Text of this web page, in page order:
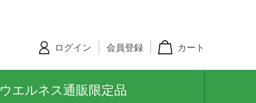
ログイン 会員登録 カート
ウエルネス通販限定品